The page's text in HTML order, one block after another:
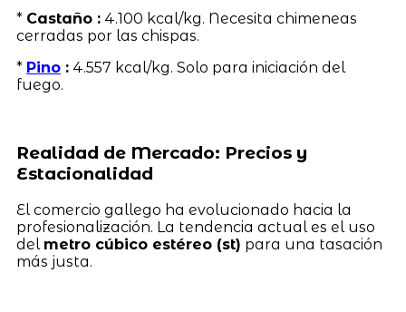
* Castaño :4.100 kcal/kg. Necesita chimeneas
cerradas por las chispas.
* Pino:4.557 kcal/kg. Solo para iniciación del
fuego.
Realidad de Mercado: Precios y
Estacionalidad
El comercio gallego ha evolucionado hacia la
profesionalización. La tendencia actual es el uso
del metro cúbico estéreo (st) para una tasación
más justa.